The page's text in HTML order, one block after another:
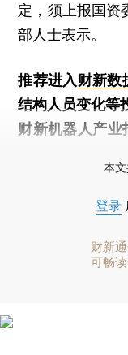
定，须上报国资
部人士表示。
推荐进入财新数
结构人员变化等
财新机器人产业
本
登录
财新
可畅